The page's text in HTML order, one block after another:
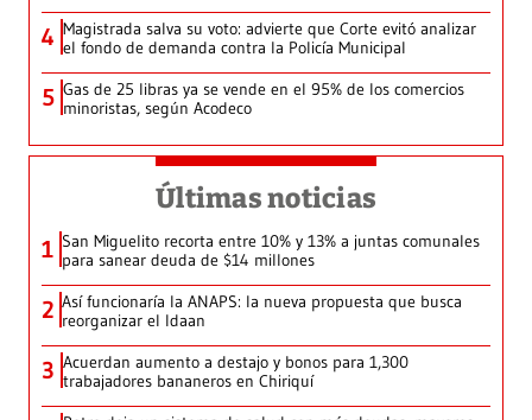
4 Magistrada salva su voto: advierte que Corte evitó analizar
el fondo de demanda contra la Policía Municipal
5 Gas de 25 libras ya se vende en el 95% de los comercios
minoristas, según Acodeco
Últimas noticias
1 San Miguelito recorta entre 10% y 13% a juntas comunales
para sanear deuda de $14 millones
2 Así funcionaría la ANAPS: la nueva propuesta que busca
reorganizar el Idaan
3 Acuerdan aumento a destajo y bonos para 1,300
trabajadores bananeros en Chiriquí